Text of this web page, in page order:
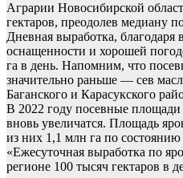
Аграрии Новосибирской
гектаров, преодолев медиану
Дневная выработка, благодаря
оснащенности и хорошей
га в день. Напомним, что
значительно раньше — сев
Баганского и Карасукского
В 2022 году посевные
вновь увеличатся. Площадь
из них 1,1 млн га по состоянию
«Ежесуточная выработка по
регионе 100 тысяч гектаров в